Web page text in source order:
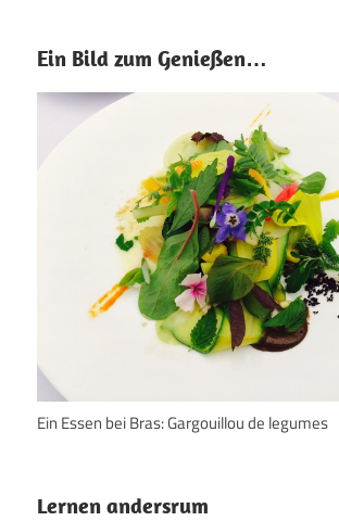
Ein Bild zum Genießen…
Ein Essen bei Bras: Gargouillou de legumes
Lernen andersrum